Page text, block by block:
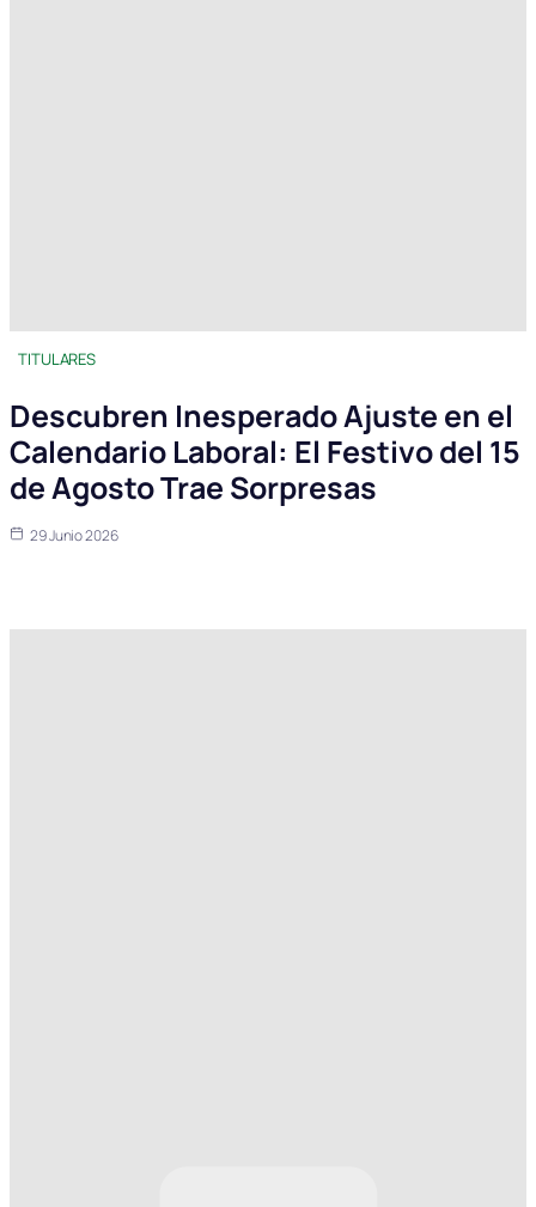
TITULARES
Descubren Inesperado Ajuste en el
Calendario Laboral: El Festivo del 15
de Agosto Trae Sorpresas
29 Junio 2026